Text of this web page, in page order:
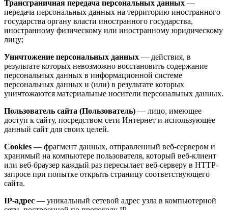
Трансграничная передача персональных данных —
передача персональных данных на территорию иностранного
государства органу власти иностранного государства,
иностранному физическому или иностранному юридическому
лицу;
Уничтожение персональных данных — действия, в
результате которых невозможно восстановить содержание
персональных данных в информационной системе
персональных данных и (или) в результате которых
уничтожаются материальные носители персональных данных.
Пользователь сайта (Пользователь) — лицо, имеющее
доступ к сайту, посредством сети Интернет и использующее
данный сайт для своих целей.
Cookies — фрагмент данных, отправленный веб-сервером и
хранимый на компьютере пользователя, который веб-клиент
или веб-браузер каждый раз пересылает веб-серверу в HTTP-
запросе при попытке открыть страницу соответствующего
сайта.
IP-адрес — уникальный сетевой адрес узла в компьютерной